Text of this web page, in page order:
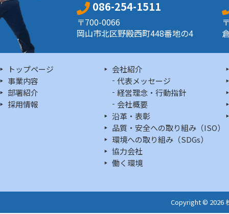
086-254-1511
〒700-0066
岡山市北区野殿西町448番地の4
トップページ
事業内容
部署紹介
採用情報
会社紹介
代表メッセージ
経営理念・行動指針
会社概要
沿革・表彰
品質・安全への取り組み（ISO）
環境への取り組み（SDGs）
協力会社
働く環境
Copyright © 2026